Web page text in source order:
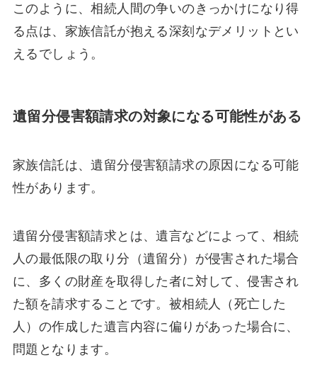
このように、相続人間の争いのきっかけになり得
る点は、家族信託が抱える深刻なデメリットとい
えるでしょう。
遺留分侵害額請求の対象になる可能性がある
家族信託は、遺留分侵害額請求の原因になる可能
性があります。
遺留分侵害額請求とは、遺言などによって、相続
人の最低限の取り分（遺留分）が侵害された場合
に、多くの財産を取得した者に対して、侵害され
た額を請求することです。被相続人（死亡した
人）の作成した遺言内容に偏りがあった場合に、
問題となります。